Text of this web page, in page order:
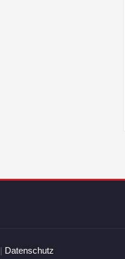
| Datenschutz